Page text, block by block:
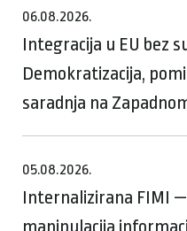
06.08.2026.
Integracija u EU bez
Demokratizacija,
saradnja na
05.08.2026.
Internalizirana FIMI
manipulacija